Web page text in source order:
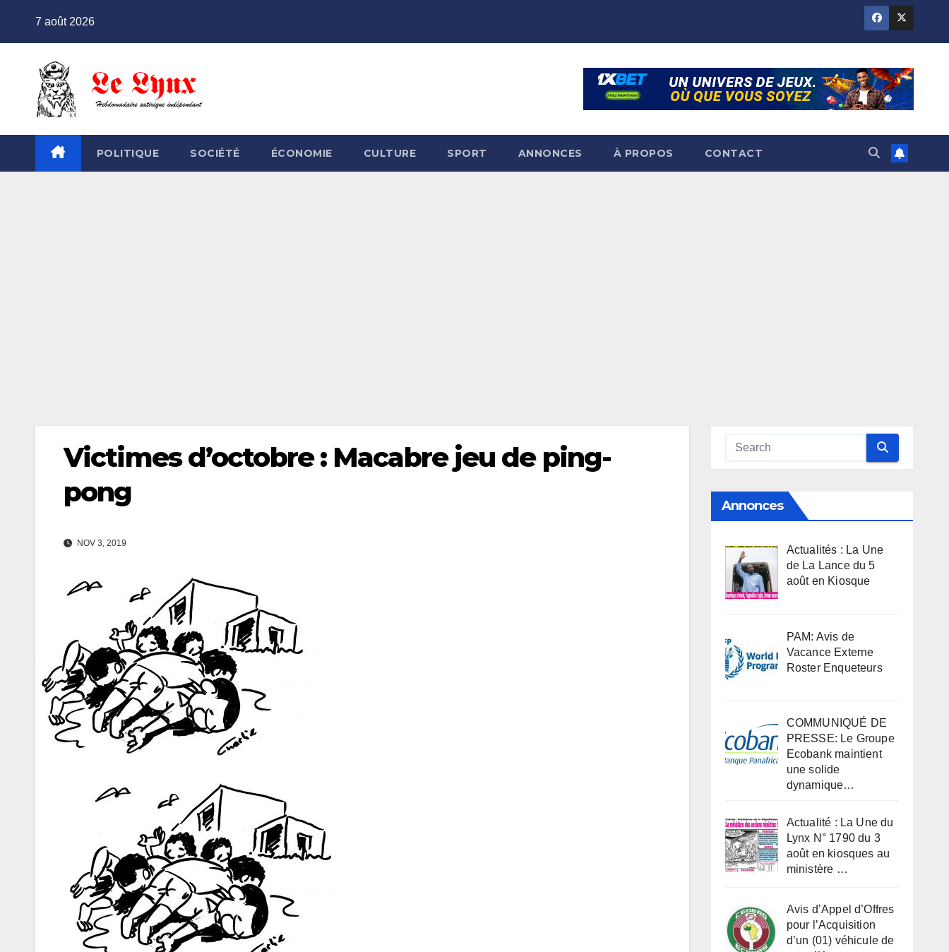
7 août 2026
POLITIQUE SOCIÉTÉ ÉCONOMIE CULTURE SPORT ANNONCES À PROPOS CONTACT
Victimes d’octobre : Macabre jeu de ping-
pong
NOV 3, 2019
Annonces
Actualités : La Une
de La Lance du 5
août en Kiosque
PAM: Avis de
Vacance Externe
Roster Enqueteurs
COMMUNIQUÉ DE
PRESSE: Le Groupe
Ecobank maintient
une solide
dynamique…
Actualité : La Une du
Lynx N° 1790 du 3
août en kiosques au
ministère …
Avis d’Appel d’Offres
pour l’Acquisition
d’un (01) véhicule de